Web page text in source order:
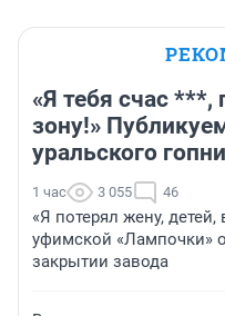
«Я тебя счас
зону!»
уральского
1 час 3 055 46
«Я потерял жену, детей,
уфимской «Лампочки»
закрытии завода